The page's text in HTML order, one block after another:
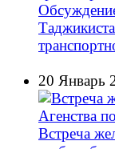
20 Январь
Встреча